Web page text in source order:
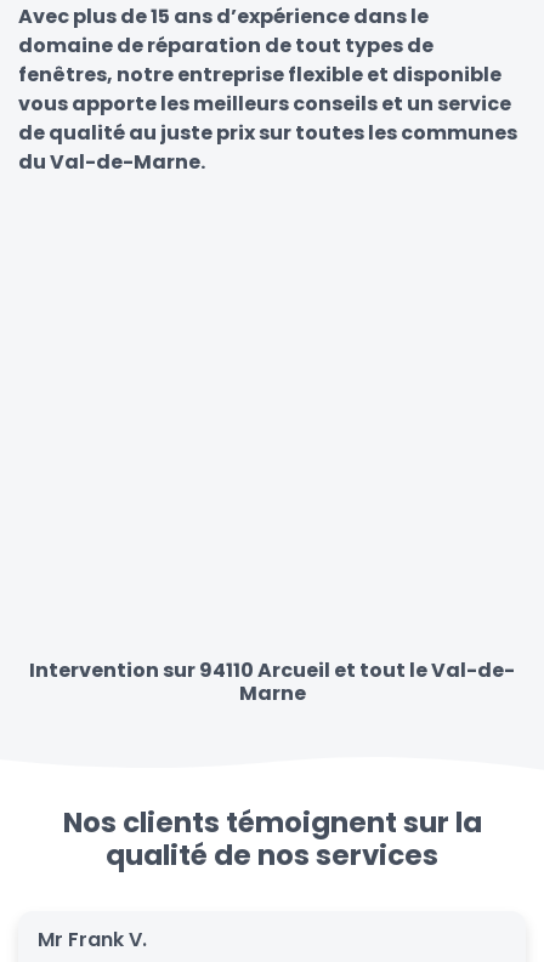
Avec plus de 15 ans d’expérience dans le
domaine de réparation de tout types de
fenêtres, notre entreprise flexible et disponible
vous apporte les meilleurs conseils et un service
de qualité au juste prix sur toutes les communes
du Val-de-Marne.
Intervention sur 94110 Arcueil et tout le Val-de-
Marne
Nos clients témoignent sur la
qualité de nos services
Mr Frank V.